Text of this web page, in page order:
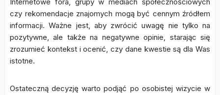
czy rekomendacje znajomych mogą być cennym źródłem
informacji. Ważne jest, aby zwrócić uwagę nie tylko na
pozytywne, ale także na negatywne opinie, starając się
zrozumieć kontekst i ocenić, czy dane kwestie są dla Was
istotne.
Ostateczną decyzję warto podjąć po osobistej wizycie w